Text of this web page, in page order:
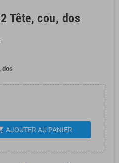
Tête, cou, dos
dos
AJOUTER AU PANIER